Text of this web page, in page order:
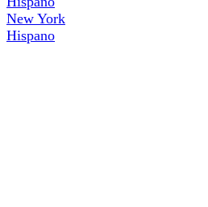
New York
Hispano